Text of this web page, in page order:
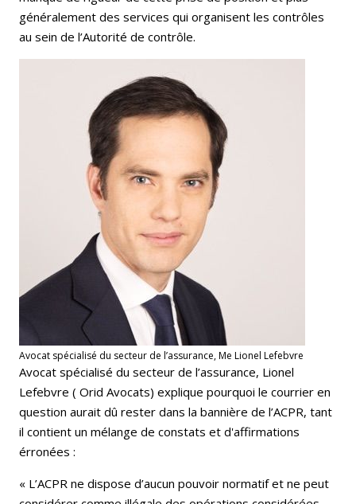
généralement des services qui organisent les contrôles
au sein de l’Autorité de contrôle.
Avocat spécialisé du secteur de l’assurance, Me Lionel Lefebvre
Avocat spécialisé du secteur de l’assurance, Lionel
Lefebvre ( Orid Avocats) explique pourquoi le courrier en
question aurait dû rester dans la bannière de l’ACPR, tant
il contient un mélange de constats et d'affirmations
érronées :
« L’ACPR ne dispose d’aucun pouvoir normatif et ne peut